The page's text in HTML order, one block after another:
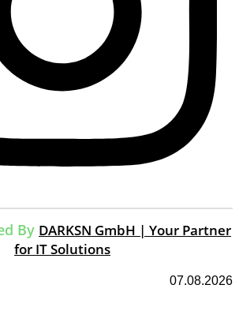
By DARKSN GmbH | Your Partner
for IT Solutions
07.08.2026